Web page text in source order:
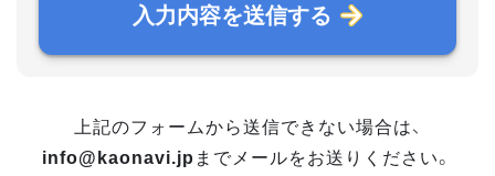
入力内容を送信する
上記のフォームから送信できない場合は、
info@kaonavi.jp までメールをお送りください。